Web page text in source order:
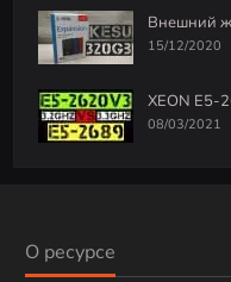
Внешний
15/12/2020
XEON E5-
08/03/2021
О ресурсе